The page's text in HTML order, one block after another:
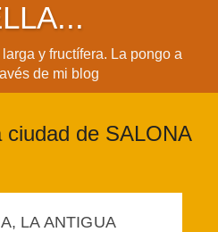
y fructífera. La pongo a
de mi blog
de SALONA
LA ANTIGUA